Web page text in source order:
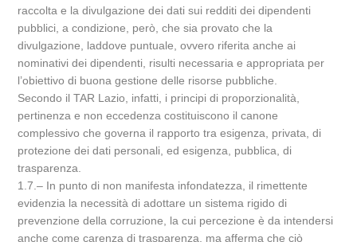
raccolta e la divulgazione dei dati sui redditi dei dipendenti
pubblici, a condizione, però, che sia provato che la
divulgazione, laddove puntuale, ovvero riferita anche ai
nominativi dei dipendenti, risulti necessaria e appropriata per
l’obiettivo di buona gestione delle risorse pubbliche.
Secondo il TAR Lazio, infatti, i principi di proporzionalità,
pertinenza e non eccedenza costituiscono il canone
complessivo che governa il rapporto tra esigenza, privata, di
protezione dei dati personali, ed esigenza, pubblica, di
trasparenza.
1.7.– In punto di non manifesta infondatezza, il rimettente
evidenzia la necessità di adottare un sistema rigido di
prevenzione della corruzione, la cui percezione è da intendersi
anche come carenza di trasparenza, ma afferma che ciò